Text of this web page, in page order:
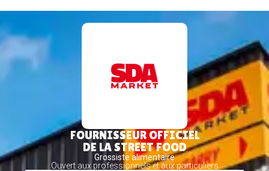
FOURNISSEUR OFFICIEL
DE LA STREET FOOD
Grossiste alimentaire
Ouvert aux professionnels et aux particuliers